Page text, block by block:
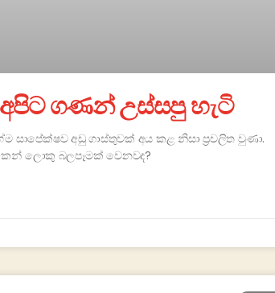
අපිට ගණන් උස්සපු හැටි
සාපේක්ෂව අඩු ගාස්තුවක් අය කළ නිසා ප්‍රචලිත වුණා.
ලොකු බලපෑමක් වෙනවද?